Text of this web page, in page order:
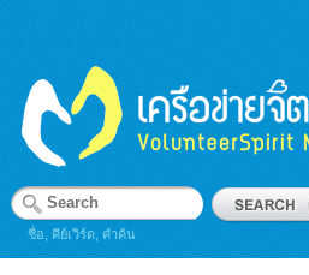
ชื่อ, คีย์เวิร์ด, คำค้น